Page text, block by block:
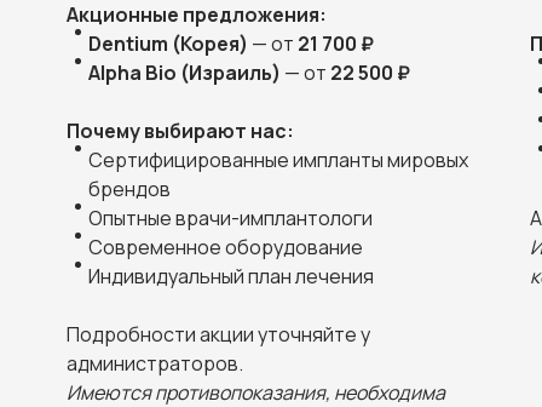
Акционные предложения:
Dentium (Корея) — от 21 700 ₽
Alpha Bio (Израиль) — от 22 500 ₽
Почему выбирают нас:
Сертифицированные импланты мировых
брендов
Опытные врачи-имплантологи
Современное оборудование
Индивидуальный план лечения
Подробности акции уточняйте у
администраторов.
Имеются противопоказания, необходима